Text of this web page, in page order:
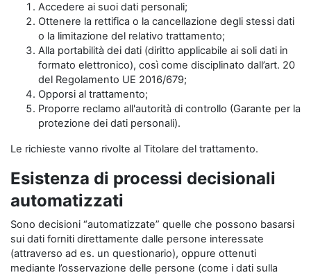
Accedere ai suoi dati personali;
Ottenere la rettifica o la cancellazione degli stessi dati
o la limitazione del relativo trattamento;
Alla portabilità dei dati (diritto applicabile ai soli dati in
formato elettronico), così come disciplinato dall’art. 20
del Regolamento UE 2016/679;
Opporsi al trattamento;
Proporre reclamo all'autorità di controllo (Garante per la
protezione dei dati personali).
Le richieste vanno rivolte al Titolare del trattamento.
Esistenza di processi decisionali
automatizzati
Sono decisioni “automatizzate” quelle che possono basarsi
sui dati forniti direttamente dalle persone interessate
(attraverso ad es. un questionario), oppure ottenuti
mediante l’osservazione delle persone (come i dati sulla